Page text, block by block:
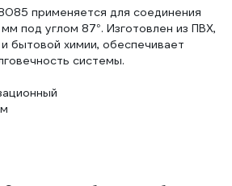
применяется для соединения
под углом 87°. Изготовлен из ПВХ,
бытовой химии, обеспечивает
системы.